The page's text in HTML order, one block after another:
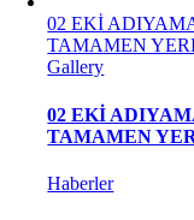
02 EKİ
TAMAMEN
Gallery
02 EKİ
TAMAMEN
Haberler